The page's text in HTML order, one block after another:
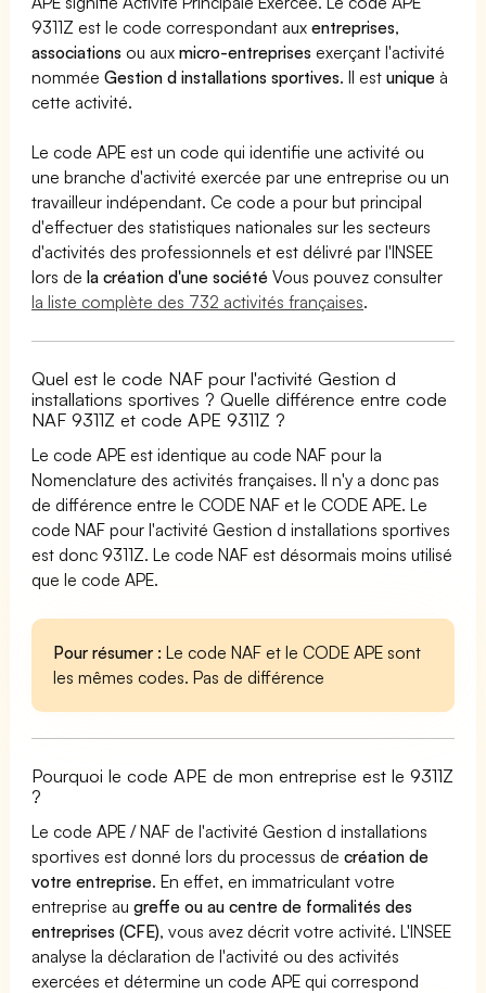
9311Z est le code correspondant auxentreprises,
associations ou auxmicro-entreprises exerçant l'activité
nomméeGestion d installations sportives. Il estunique à
cette activité.
Le code APE est un code qui identifie une activité ou
une branche d'activité exercée par une entreprise ou un
travailleur indépendant. Ce code a pour but principal
d'effectuer des statistiques nationales sur les secteurs
d'activités des professionnels et est délivré par l'INSEE
lors dela création d'une société Vous pouvez consulter
la liste complète des 732 activités françaises.
Quel est le code NAF pour l'activité Gestion d
installations sportives ? Quelle différence entre code
NAF 9311Z et code APE 9311Z ?
Le code APE est identique au code NAF pour la
Nomenclature des activités françaises. Il n'y a donc pas
de différence entre le CODE NAF et le CODE APE. Le
code NAF pour l'activité Gestion d installations sportives
est donc 9311Z. Le code NAF est désormais moins utilisé
que le code APE.
Pour résumer : Le code NAF et le CODE APE sont
les mêmes codes. Pas de différence
Pourquoi le code APE de mon entreprise est le 9311Z
?
Le code APE / NAF de l'activité Gestion d installations
sportives est donné lors du processus decréation de
votre entreprise. En effet, en immatriculant votre
entreprise augreffe ou au centre de formalités des
entreprises (CFE), vous avez décrit votre activité. L'INSEE
analyse la déclaration de l'activité ou des activités
exercées et détermine un code APE qui correspond